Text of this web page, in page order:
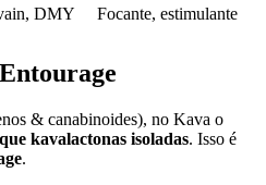
DMY Focante, estimulante
& canabinoides), no Kava o
kavalactonas isoladas. Isso é
.